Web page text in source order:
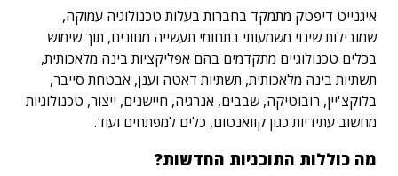
איגנייט דיפטק מתמקד בחברות בעלות טכנולוגיה עמוקה,
שמובילות שינוי משמעותי בתחומי תעשייה מגוונים, תוך שימוש
בכלים טכנולוגיים מתקדמים בהם אפליקציות בינה מלאכותית,
תשתיות בינה מלאכותית, תשתיות דאטה וענן, אבטחת סייבר,
בלוקצ'יין, רובוטיקה, שבבים, אנרגיה, חיישנים, ייצור, טכנולוגיות
מחשוב עתידיות כגון קוואנטום, כלים למפתחים ועוד.
מה כוללות התוכניות החדשות?